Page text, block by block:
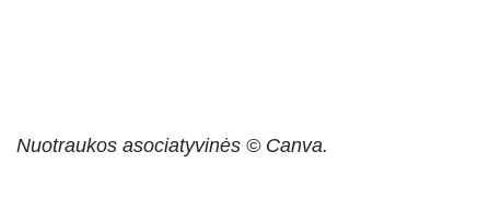
Nuotraukos asociatyvinės © Canva.